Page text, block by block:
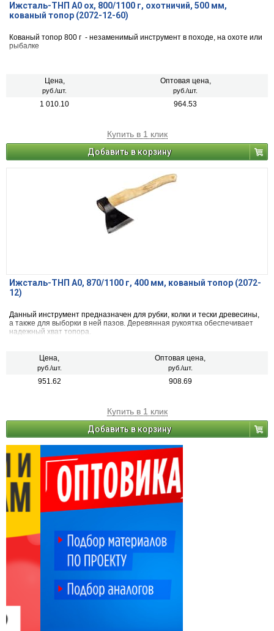
Ижсталь-ТНП А0 ох, 800/1100 г, охотничий, 500 мм,
кованый топор (2072-12-60)
Кованый топор 800 г - незаменимый инструмент в походе, на охоте или
рыбалке
Цена,
руб./шт.
Оптовая цена,
руб./шт.
1 010.10 964.53
Купить в 1 клик
Добавить в корзину
Ижсталь-ТНП А0, 870/1100 г, 400 мм, кованый топор (2072-
12)
Данный инструмент предназначен для рубки, колки и тески древесины,
а также для выборки в ней пазов. Деревянная рукоятка обеспечивает
надежный хват топора.
Цена,
руб./шт.
Оптовая цена,
руб./шт.
951.62 908.69
Купить в 1 клик
Добавить в корзину